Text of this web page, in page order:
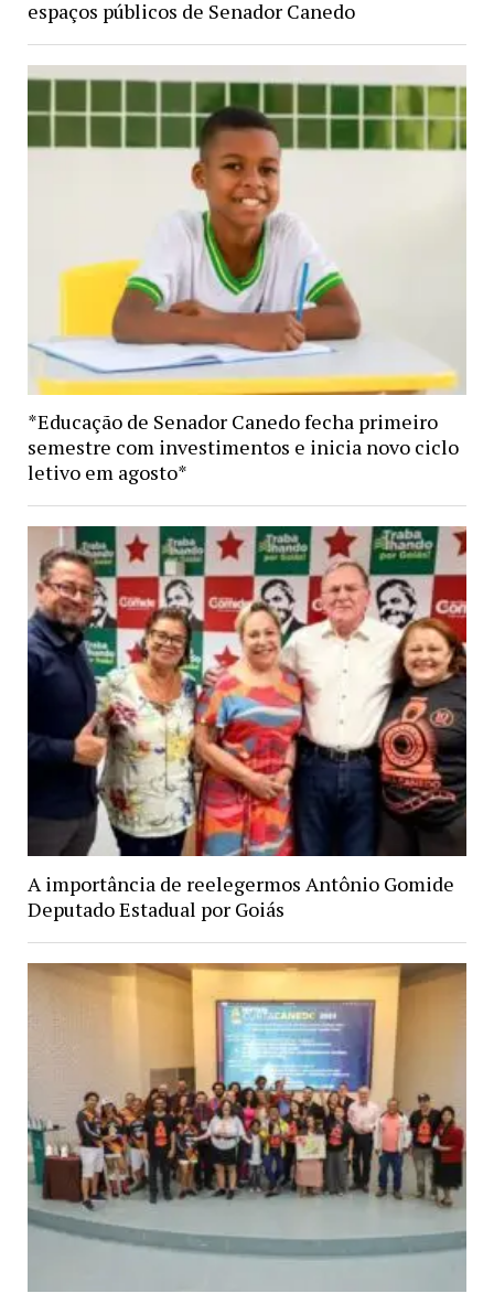
espaços públicos de Senador Canedo
*Educação de Senador Canedo fecha primeiro
semestre com investimentos e inicia novo ciclo
letivo em agosto*
A importância de reelegermos Antônio Gomide
Deputado Estadual por Goiás